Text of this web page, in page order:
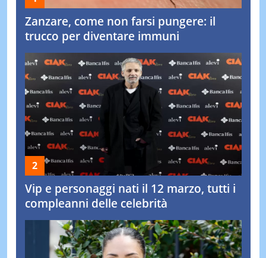
Zanzare, come non farsi pungere: il
trucco per diventare immuni
Vip e personaggi nati il 12 marzo, tutti i
compleanni delle celebrità